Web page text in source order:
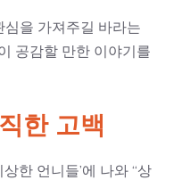
을 가져주길 바라는
공감할 만한 이야기를
한 고백
한 언니들’에 나와 “상